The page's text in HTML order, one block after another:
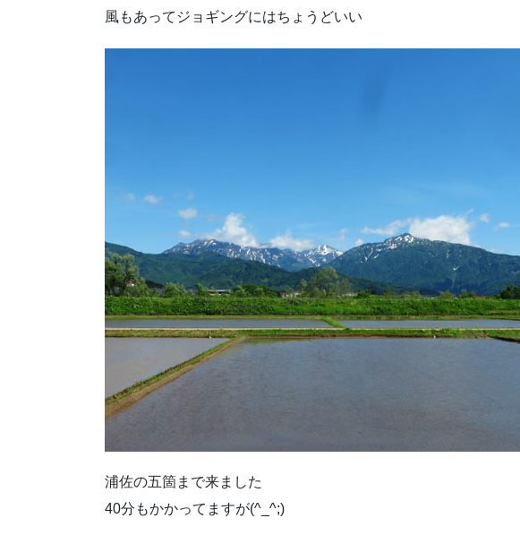
風もあってジョギングにはちょうどいい
浦佐の五箇まで来ました
40分もかかってますが(^_^;)